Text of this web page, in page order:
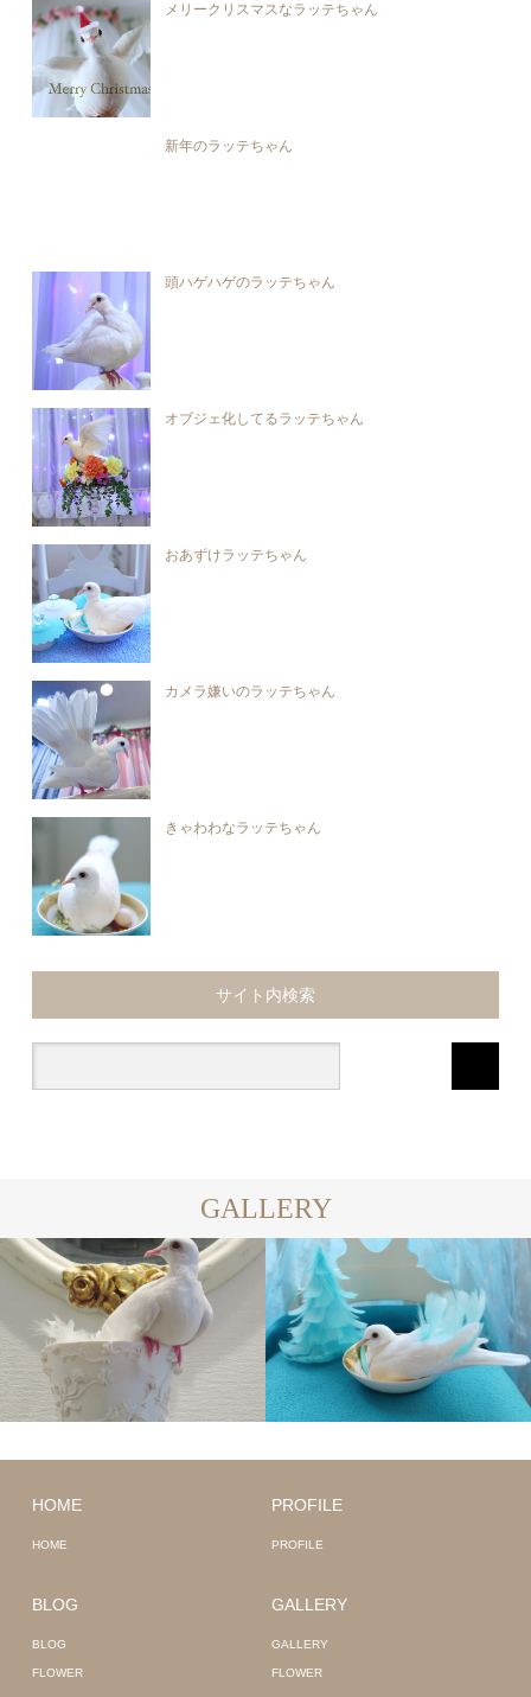
メリークリスマスなラッテちゃん
新年のラッテちゃん
頭ハゲハゲのラッテちゃん
オブジェ化してるラッテちゃん
おあずけラッテちゃん
カメラ嫌いのラッテちゃん
きゃわわなラッテちゃん
サイト内検索
GALLERY
HOME
HOME
PROFILE
PROFILE
BLOG
BLOG
FLOWER
GALLERY
GALLERY
FLOWER